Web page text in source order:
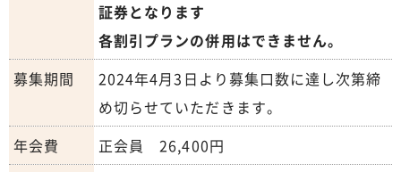
証券となります
各割引プランの併用はできません。
募集期間
2024年4月3日より募集口数に達し次第締
め切らせていただきます。
年会費
正会員 26,400円